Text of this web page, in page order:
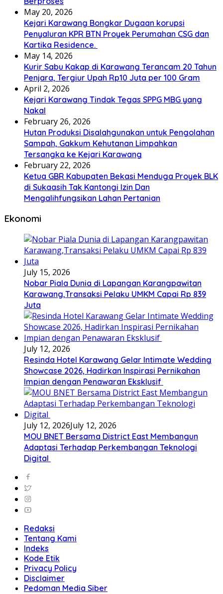
May 20, 2026
Kejari Karawang Bongkar Dugaan korupsi
Penyaluran KPR BTN Proyek Perumahan CSG dan
Kartika Residence.
May 14, 2026
Kurir Sabu Kakap di Karawang Terancam 20 Tahun
Penjara, Tergiur Upah Rp10 Juta per 100 Gram
April 2, 2026
Kejari Karawang Tindak Tegas SPPG MBG yang
Nakal
February 26, 2026
Hutan Produksi Disalahgunakan untuk Pengolahan
Sampah, Gakkum Kehutanan Limpahkan
Tersangka ke Kejari Karawang
February 22, 2026
Ketua GBR Kabupaten Bekasi Menduga Proyek BLK
di Sukaasih Tak Kantongi Izin Dan
Mengalihfungsikan Lahan Pertanian
Ekonomi
July 15, 2026
Nobar Piala Dunia di Lapangan Karangpawitan
Karawang,Transaksi Pelaku UMKM Capai Rp 839
Juta
July 12, 2026
Resinda Hotel Karawang Gelar Intimate Wedding
Showcase 2026, Hadirkan Inspirasi Pernikahan
Impian dengan Penawaran Eksklusif
July 12, 2026July 12, 2026
MOU BNET Bersama District East Membangun
Adaptasi Terhadap Perkembangan Teknologi
Digital
Redaksi
Tentang Kami
Indeks
Kode Etik
Privacy Policy
Disclaimer
Pedoman Media Siber